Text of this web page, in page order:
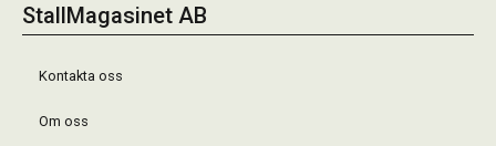
StallMagasinet AB
Kontakta oss
Om oss